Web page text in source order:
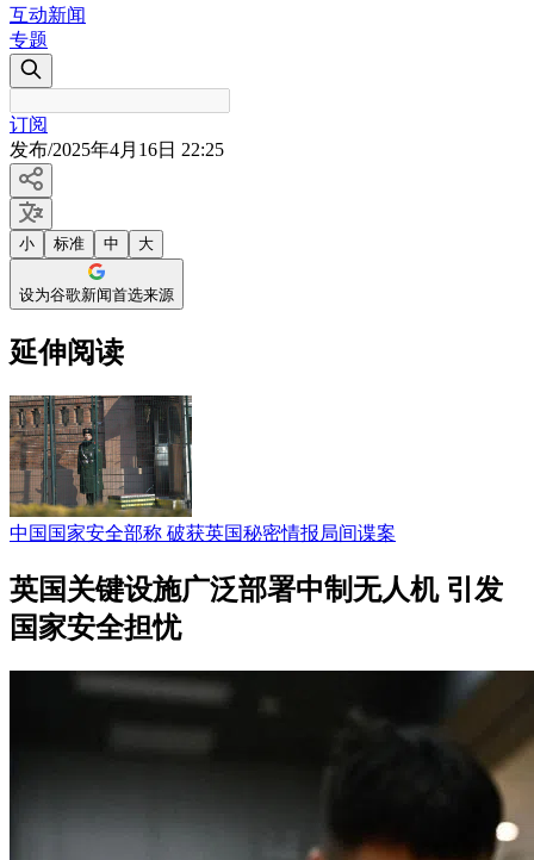
互动新闻
专题
订阅
发布/2025年4月16日 22:25
小 标准 中 大
设为谷歌新闻首选来源
延伸阅读
中国国家安全部称 破获英国秘密情报局间谍案
英国关键设施广泛部署中制无人机 引发
国家安全担忧